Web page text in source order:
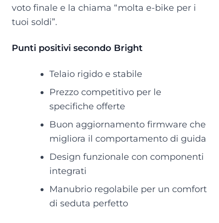
voto finale e la chiama “molta e-bike per i
tuoi soldi”.
Punti positivi secondo Bright
Telaio rigido e stabile
Prezzo competitivo per le
specifiche offerte
Buon aggiornamento firmware che
migliora il comportamento di guida
Design funzionale con componenti
integrati
Manubrio regolabile per un comfort
di seduta perfetto